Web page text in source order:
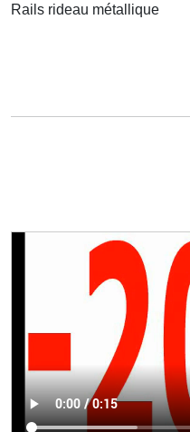
Rails rideau métallique